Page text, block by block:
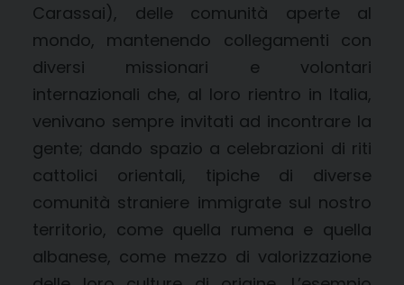
Carassai), delle comunità aperte al
mondo, mantenendo collegamenti con
diversi missionari e volontari
internazionali che, al loro rientro in Italia,
venivano sempre invitati ad incontrare la
gente; dando spazio a celebrazioni di riti
cattolici orientali, tipiche di diverse
comunità straniere immigrate sul nostro
territorio, come quella rumena e quella
albanese, come mezzo di valorizzazione